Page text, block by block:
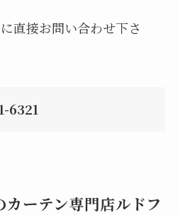
直接お問い合わせ下さ
6321
ーテン専門店ルドフ